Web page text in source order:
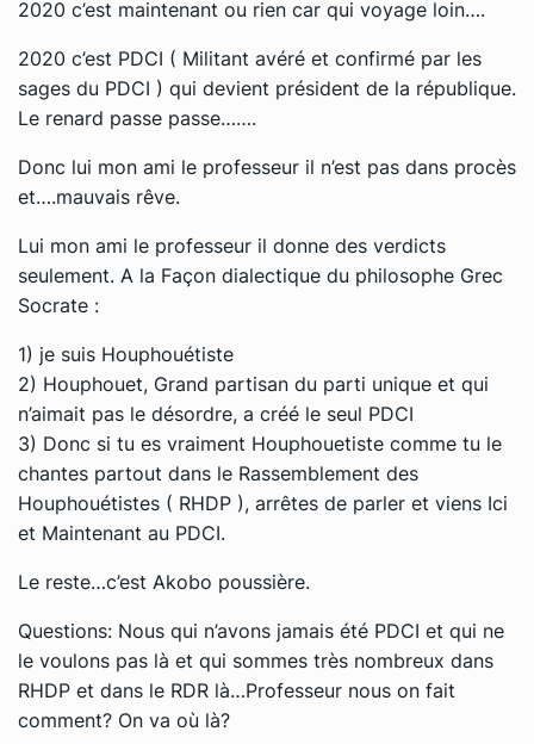
2020 c’est maintenant ou rien car qui voyage loin….
2020 c’est PDCI ( Militant avéré et confirmé par les
sages du PDCI ) qui devient président de la république.
Le renard passe passe…….
Donc lui mon ami le professeur il n’est pas dans procès
et….mauvais rêve.
Lui mon ami le professeur il donne des verdicts
seulement. A la Façon dialectique du philosophe Grec
Socrate :
1) je suis Houphouétiste
2) Houphouet, Grand partisan du parti unique et qui
n’aimait pas le désordre, a créé le seul PDCI
3) Donc si tu es vraiment Houphouetiste comme tu le
chantes partout dans le Rassemblement des
Houphouétistes ( RHDP ), arrêtes de parler et viens Ici
et Maintenant au PDCI.
Le reste…c’est Akobo poussière.
Questions: Nous qui n’avons jamais été PDCI et qui ne
le voulons pas là et qui sommes très nombreux dans
RHDP et dans le RDR là…Professeur nous on fait
comment? On va où là?